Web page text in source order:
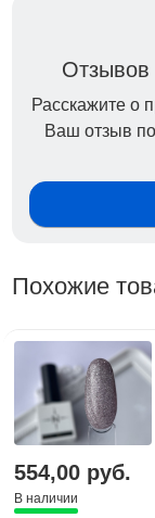
Отзывов
Расскажите о
Ваш отзыв
Похожие
554,00 руб.
В наличии